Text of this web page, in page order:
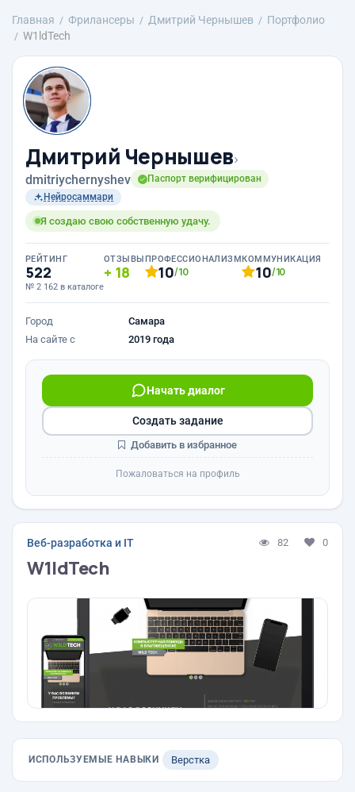
Главная Фрилансеры Дмитрий Чернышев
Портфолио
W1ldTech
Дмитрий Чернышев›
dmitriychernyshev
Паспорт верифицирован
Нейросаммари
Я создаю свою собственную удачу.
РЕЙТИНГ
522
№ 2 162 в каталоге
ОТЗЫВЫ
18
ПРОФЕССИОНАЛИЗМ
10/10
КОММУНИКАЦИЯ
10/10
Город
Самара
На сайте с
2019 года
Начать диалог
Создать задание
Добавить в избранное
Пожаловаться на профиль
Веб-разработка и IT 82 0
W1ldTech
ИСПОЛЬЗУЕМЫЕ НАВЫКИ Верстка